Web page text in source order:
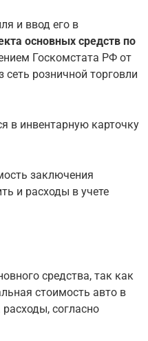
и ввод его в
основных средств по
Госкомстата РФ от
розничной торговли
в инвентарную карточку
заключения
и расходы в учете
средства, так как
стоимость авто в
согласно